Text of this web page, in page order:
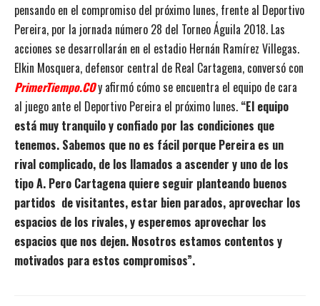
pensando en el compromiso del próximo lunes, frente al Deportivo
Pereira, por la jornada número 28 del Torneo Águila 2018. Las
acciones se desarrollarán en el estadio Hernán Ramírez Villegas.
Elkin Mosquera, defensor central de Real Cartagena, conversó con
PrimerTiempo.COy afirmó cómo se encuentra el equipo de cara
al juego ante el Deportivo Pereira el próximo lunes. “El equipo
está muy tranquilo y confiado por las condiciones que
tenemos. Sabemos que no es fácil porque Pereira es un
rival complicado, de los llamados a ascender y uno de los
tipo A. Pero Cartagena quiere seguir planteando buenos
partidos de visitantes, estar bien parados, aprovechar los
espacios de los rivales, y esperemos aprovechar los
espacios que nos dejen. Nosotros estamos contentos y
motivados para estos compromisos”.